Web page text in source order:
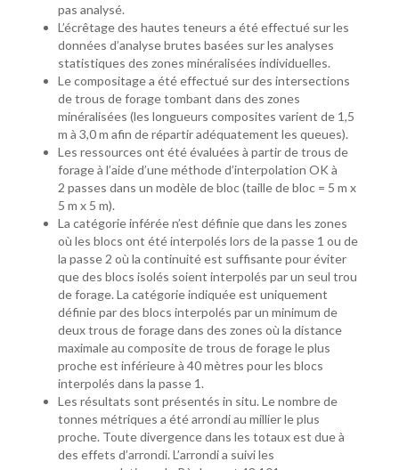
pas analysé.
L’écrêtage des hautes teneurs a été effectué sur les
données d’analyse brutes basées sur les analyses
statistiques des zones minéralisées individuelles.
Le compositage a été effectué sur des intersections
de trous de forage tombant dans des zones
minéralisées (les longueurs composites varient de 1,5
m à 3,0 m afin de répartir adéquatement les queues).
Les ressources ont été évaluées à partir de trous de
forage à l’aide d’une méthode d’interpolation OK à
2 passes dans un modèle de bloc (taille de bloc = 5 m x
5 m x 5 m).
La catégorie inférée n’est définie que dans les zones
où les blocs ont été interpolés lors de la passe 1 ou de
la passe 2 où la continuité est suffisante pour éviter
que des blocs isolés soient interpolés par un seul trou
de forage. La catégorie indiquée est uniquement
définie par des blocs interpolés par un minimum de
deux trous de forage dans des zones où la distance
maximale au composite de trous de forage le plus
proche est inférieure à 40 mètres pour les blocs
interpolés dans la passe 1.
Les résultats sont présentés in situ. Le nombre de
tonnes métriques a été arrondi au millier le plus
proche. Toute divergence dans les totaux est due à
des effets d’arrondi. L’arrondi a suivi les